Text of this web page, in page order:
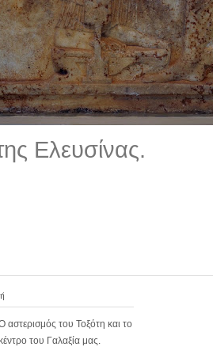
Ελευσίνας.
αστερισμός του Τοξότη και το
του Γαλαξία μας.